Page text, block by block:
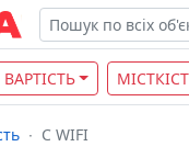
ВАРТІСТЬ
С WIFI